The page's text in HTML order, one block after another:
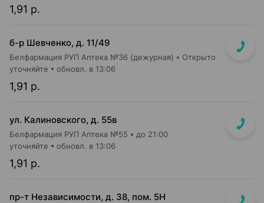
1,91 р.
б-р Шевченко, д. 11/49
Белфармация РУП Аптека №36 (дежурная) Открыто
1,91 р.
уточняйте обновл. в 13:06
ул. Калиновского, д. 55в
Белфармация РУП Аптека №55 до 21:00
1,91 р.
уточняйте обновл. в 13:06
пр-т Независимости, д. 38, пом. 5Н